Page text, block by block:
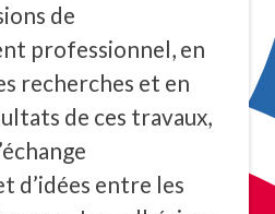
de
professionnel, en
recherches et en
de ces travaux,
d’idées entre les